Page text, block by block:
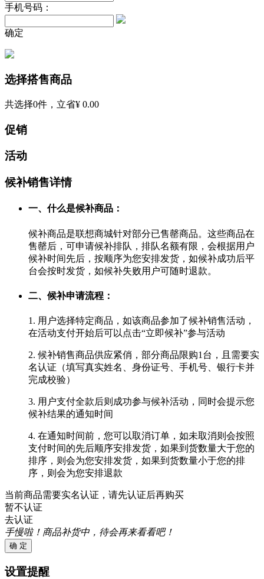
手机号码：
确定
选择搭售商品
共选择0件，立省¥ 0.00
促销
活动
候补销售详情
一、什么是候补商品：
候补商品是联想商城针对部分已售罄商品。这些商品在
售罄后，可申请候补排队，排队名额有限，会根据用户
候补时间先后，按顺序为您安排发货，如候补成功后平
台会按时发货，如候补失败用户可随时退款。
二、候补申请流程：
1. 用户选择特定商品，如该商品参加了候补销售活动，
在活动支付开始后可以点击“立即候补”参与活动
2. 候补销售商品供应紧俏，部分商品限购1台，且需要实
名认证（填写真实姓名、身份证号、手机号、银行卡并
完成校验）
3. 用户支付全款后则成功参与候补活动，同时会提示您
候补结果的通知时间
4. 在通知时间前，您可以取消订单，如未取消则会按照
支付时间的先后顺序安排发货，如果到货数量大于您的
排序，则会为您安排发货，如果到货数量小于您的排
序，则会为您安排退款
当前商品需要实名认证，请先认证后再购买
暂不认证
去认证
手慢啦！商品补货中，待会再来看看吧！
确 定
设置提醒